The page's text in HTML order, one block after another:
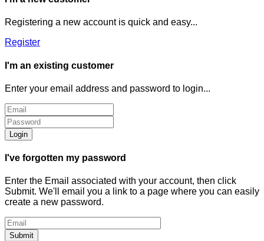
Registering a new account is quick and easy...
Register
I'm an existing customer
Enter your email address and password to login...
Login
I've forgotten my password
Enter the Email associated with your account, then click
Submit. We'll email you a link to a page where you can easily
create a new password.
Submit